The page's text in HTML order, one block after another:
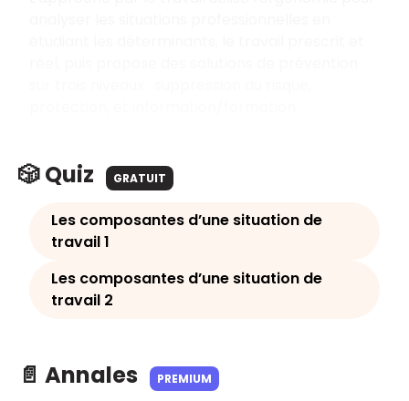
🎲 Quiz GRATUIT
Les composantes d’une situation de
travail 1
Les composantes d’une situation de
travail 2
📄 Annales PREMIUM